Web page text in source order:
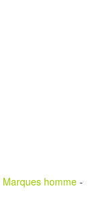
Marques homme -